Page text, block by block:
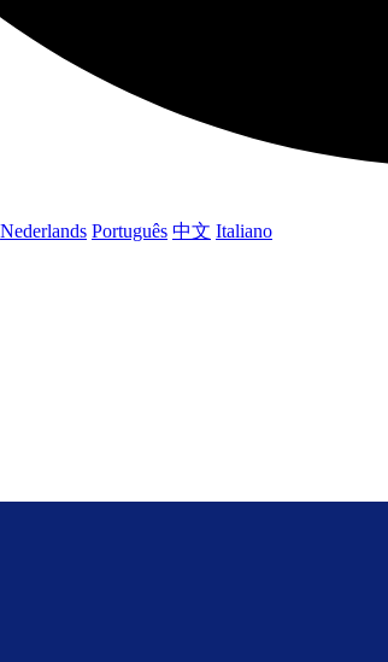
Nederlands Português 中文 Italiano